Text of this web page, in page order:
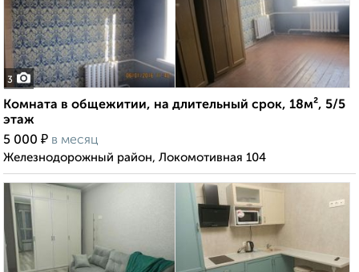
3
Комната в общежитии, на длительный срок, 18м², 5/5
этаж
5 000 ₽ в месяц
Железнодорожный район, Локомотивная 104